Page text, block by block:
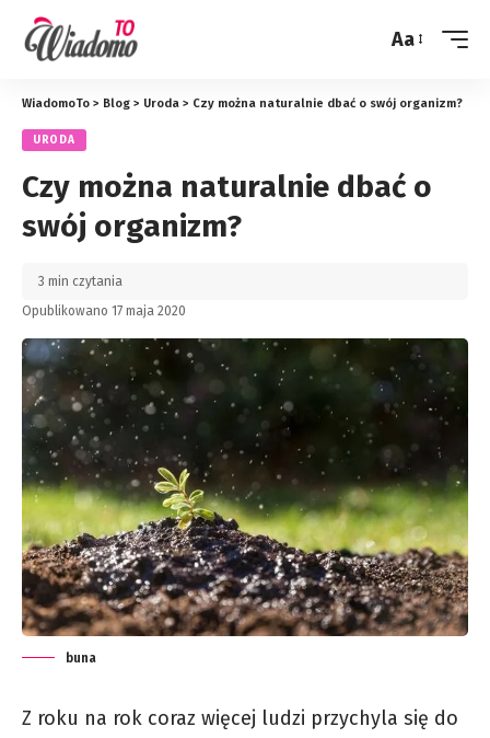
Zmień
Aa
WiadomoTo > Blog > Uroda > Czy można naturalnie dbać o swój organizm?
URODA
Czy można naturalnie dbać o
swój organizm?
Opublikowano 17 maja 2020
3 min czytania
buna
Z roku na rok coraz więcej ludzi przychyla się do